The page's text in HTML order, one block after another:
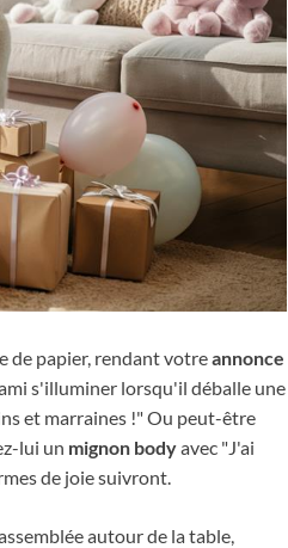
de papier, rendant votreannonce
s'illuminer lorsqu'il déballe une
et marraines !" Ou peut-être
lui un mignon bodyavec "J'ai
de joie suivront.
autour de la table,